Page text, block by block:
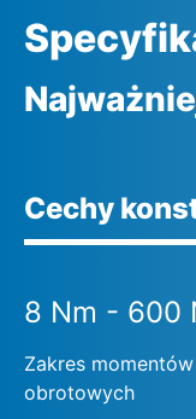
Cechy
8 Nm - 600
Zakres momentów
obrotowych